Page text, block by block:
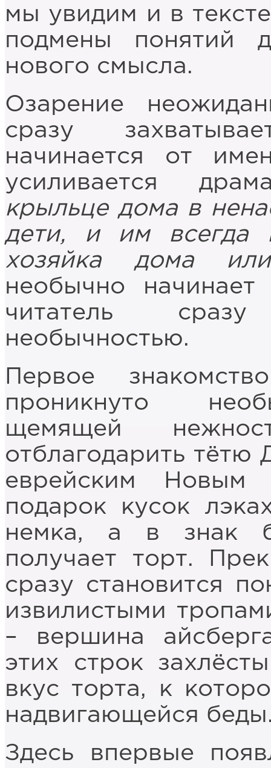
мы увидим и в
подмены понятий
нового смысла.
Озарение
сразу
начинается от
усиливается
крыльце дома в
дети, и им всегда
хозяйка дома
необычно
читатель
необычностью.
Первое
проникнуто
щемящей
отблагодарить тётю
еврейским
подарок кусок
немка, а в знак
получает торт.
сразу становится
извилистыми
– вершина
этих строк
вкус торта, к
надвигающейся
Здесь впервые